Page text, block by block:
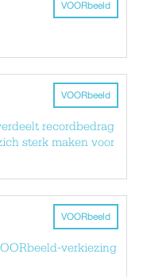
VOORbeeld
VOORbeeld
recordbedrag
sterk maken voor
VOORbeeld
verkiezing